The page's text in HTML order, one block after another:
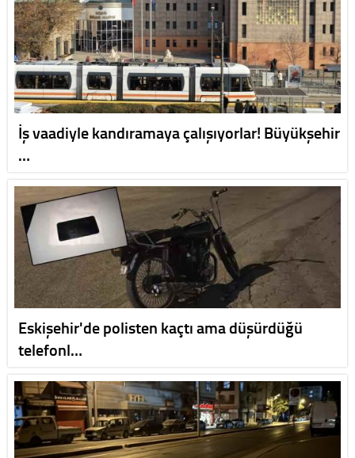
İş vaadiyle kandıramaya çalışıyorlar! Büyükşehir
…
Eskişehir'de polisten kaçtı ama düşürdüğü
telefonl…